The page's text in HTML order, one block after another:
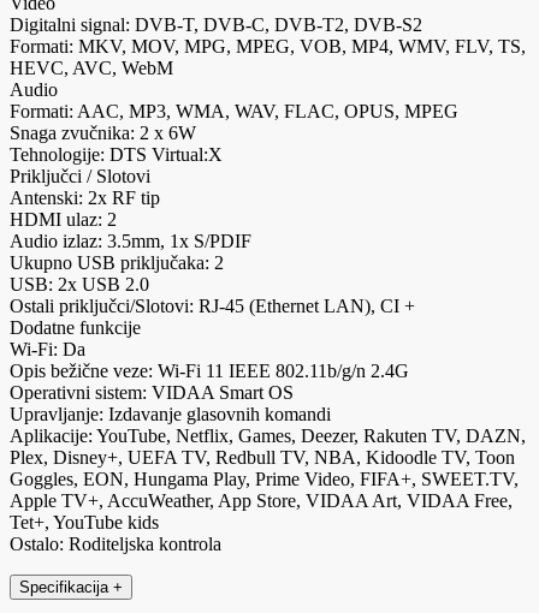
Digitalni signal: DVB-T, DVB-C, DVB-T2, DVB-S2
Formati: MKV, MOV, MPG, MPEG, VOB, MP4, WMV, FLV, TS,
HEVC, AVC, WebM
Audio
Formati: AAC, MP3, WMA, WAV, FLAC, OPUS, MPEG
Snaga zvučnika: 2 x 6W
Tehnologije: DTS Virtual:X
Priključci / Slotovi
Antenski: 2x RF tip
HDMI ulaz: 2
Audio izlaz: 3.5mm, 1x S/PDIF
Ukupno USB priključaka: 2
USB: 2x USB 2.0
Ostali priključci/Slotovi: RJ-45 (Ethernet LAN), CI +
Dodatne funkcije
Wi-Fi: Da
Opis bežične veze: Wi-Fi 11 IEEE 802.11b/g/n 2.4G
Operativni sistem: VIDAA Smart OS
Upravljanje: Izdavanje glasovnih komandi
Aplikacije: YouTube, Netflix, Games, Deezer, Rakuten TV, DAZN,
Plex, Disney+, UEFA TV, Redbull TV, NBA, Kidoodle TV, Toon
Goggles, EON, Hungama Play, Prime Video, FIFA+, SWEET.TV,
Apple TV+, AccuWeather, App Store, VIDAA Art, VIDAA Free,
Tet+, YouTube kids
Ostalo: Roditeljska kontrola
Specifikacija +